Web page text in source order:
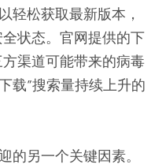
轻松获取最新版本，
状态。官网提供的下
渠道可能带来的病毒
载”搜索量持续上升的
的另一个关键因素。